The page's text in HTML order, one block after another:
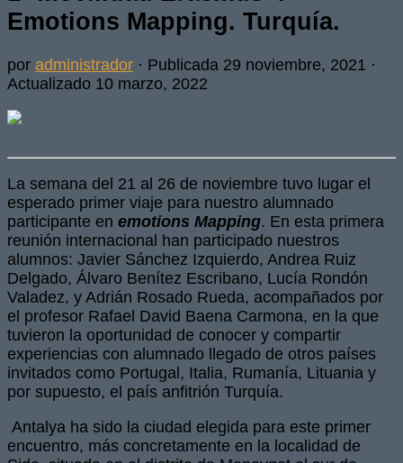
Emotions Mapping. Turquía.
por administrador · Publicada 29 noviembre, 2021 ·
Actualizado 10 marzo, 2022
La semana del 21 al 26 de noviembre tuvo lugar el
esperado primer viaje para nuestro alumnado
participante en emotions Mapping. En esta primera
reunión internacional han participado nuestros
alumnos: Javier Sánchez Izquierdo, Andrea Ruiz
Delgado, Álvaro Benítez Escribano, Lucía Rondón
Valadez, y Adrián Rosado Rueda, acompañados por
el profesor Rafael David Baena Carmona, en la que
tuvieron la oportunidad de conocer y compartir
experiencias con alumnado llegado de otros países
invitados como Portugal, Italia, Rumanía, Lituania y
por supuesto, el país anfitrión Turquía.
Antalya ha sido la ciudad elegida para este primer
encuentro, más concretamente en la localidad de